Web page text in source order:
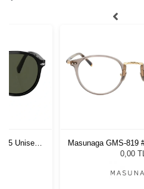
55 Unisex
Masunaga GMS-819
0,00